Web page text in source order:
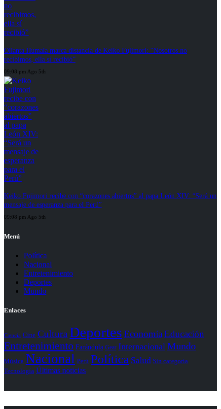
Ollanta Humala marca distancia de Keiko Fujimori: “Nosotros no
recibimos, ella sí recibió”
09:08 pm Ago 5th
Keiko Fujimori recibe con “corazones abiertos” al papa León XIV: “Será un
mensaje de esperanza para el Perú”
09:08 pm Ago 5th
Menú
Política
Nacional
Entretenimiento
Deportes
Mundo
Enlaces
Ciencia Cine Cultura DeportesEconomíaEducación
Entretenimiento Farándula Gear Internacional Mundo
Música Nacional Perú Política Salud Sin categoría
Tecnología Últimas noticias